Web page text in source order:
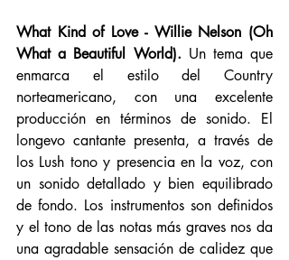
What Kind of Love - Willie Nelson (Oh
What a Beautiful World). Un tema que
enmarca el estilo del Country
norteamericano, con una excelente
producción en términos de sonido. El
longevo cantante presenta, a través de
los Lush tono y presencia en la voz, con
un sonido detallado y bien equilibrado
de fondo. Los instrumentos son definidos
y el tono de las notas más graves nos da
una agradable sensación de calidez que